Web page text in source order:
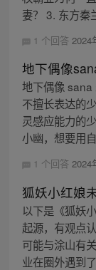
妻？ 3. 东方秦
1 个回答 2024
地下偶像
地下偶像 sana
不擅长表达的
灵感应能力的
小幽，想要用
1 个回答 2024
狐妖小红娘
以下是《狐妖
起源，有观点
可能与涂山有
业在圈外遇到